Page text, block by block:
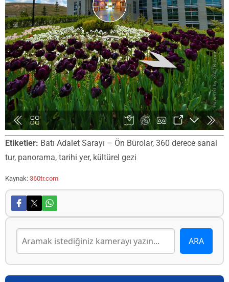
Etiketler: Batı Adalet Sarayı – Ön Bürolar, 360 derece sanal
tur, panorama, tarihi yer, kültürel gezi
Kaynak: 360tr.com